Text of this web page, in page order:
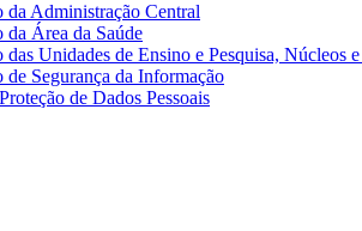
Administração Central
Área da Saúde
Unidades de Ensino e Pesquisa, Núcleos e
Segurança da Informação
de Dados Pessoais